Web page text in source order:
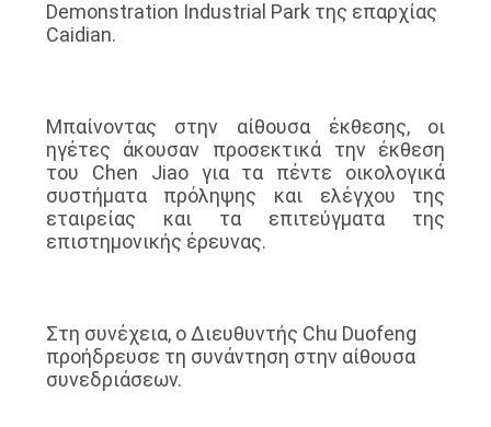
Demonstration Industrial Park της επαρχίας
Caidian.
Μπαίνοντας στην αίθουσα έκθεσης, οι
ηγέτες άκουσαν προσεκτικά την έκθεση
του Chen Jiao για τα πέντε οικολογικά
συστήματα πρόληψης και ελέγχου της
εταιρείας και τα επιτεύγματα της
επιστημονικής έρευνας.
Στη συνέχεια, ο Διευθυντής Chu Duofeng
προήδρευσε τη συνάντηση στην αίθουσα
συνεδριάσεων.